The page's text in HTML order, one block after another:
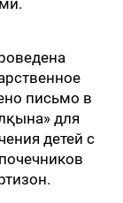
письмо в
для
детей с